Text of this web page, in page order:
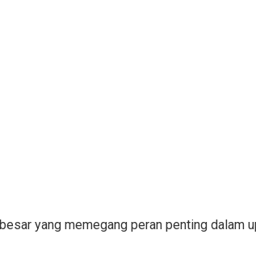
yang memegang peran penting dalam